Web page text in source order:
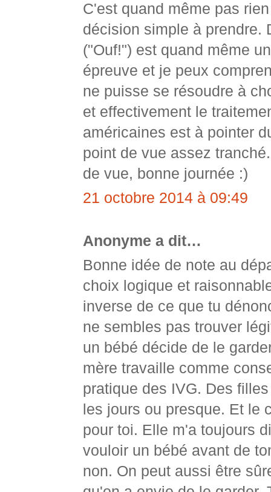
C'est quand même pas
décision simple à prendre.
("Ouf!") est quand même
épreuve et je peux
ne puisse se résoudre à
et effectivement le
américaines est à pointer
point de vue assez
de vue, bonne journée :)
21 octobre 2014 à 09:49
Anonyme a dit…
Bonne idée de note au
choix logique et
inverse de ce que tu
ne sembles pas trouver
un bébé décide de le
mère travaille comme
pratique des IVG. Des
les jours ou presque. Et le
pour toi. Elle m'a toujours
vouloir un bébé avant de
non. On peut aussi être